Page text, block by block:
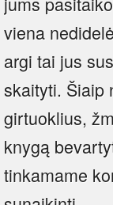
viena
argi tai jus
skaityti. Šiaip
girtuoklius,
knygą
tinkamame